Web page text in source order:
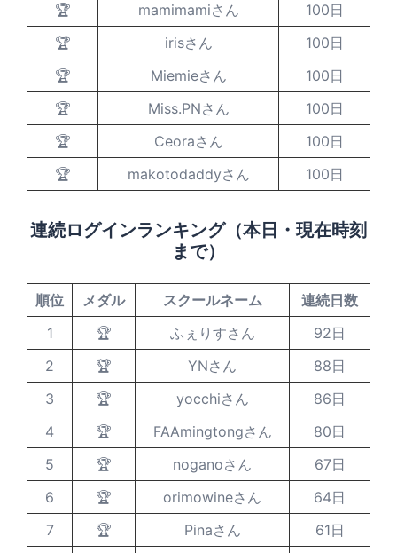
🏆
mamimamiさん
100日
🏆
irisさん
100日
🏆
Miemieさん
100日
🏆
Miss.PNさん
100日
🏆
Ceoraさん
100日
🏆
makotodaddyさん 100日
連続ログインランキング（本日・現在時刻
まで）
順位 メダル スクールネーム
連続日数
1
🏆 ふぇりすさん
92日
2
🏆 YNさん
88日
3
🏆 yocchiさん
86日
4
🏆 FAAmingtongさん
80日
5
🏆 noganoさん
67日
6
🏆 orimowineさん
64日
7
🏆 Pinaさん
61日